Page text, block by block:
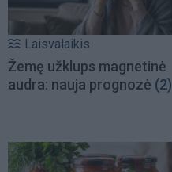
Laisvalaikis
Žemę užklups magnetinė
audra: nauja prognozė (2)